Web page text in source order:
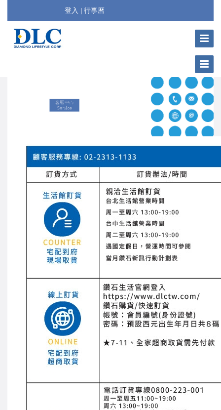
登入 行事曆
Toggle
Toggle